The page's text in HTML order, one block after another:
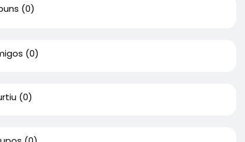
(0)
(0)
(0)